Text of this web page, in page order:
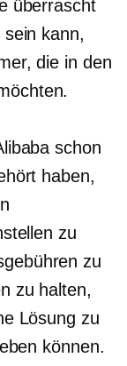
überrascht
kann,
die in den
schon
haben,
zu
zu
zu halten,
Lösung zu
können.